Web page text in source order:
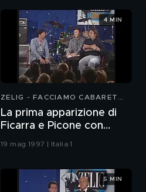
ZELIG - FACCIAMO CABARET
La prima apparizione di
Ficarra e Picone con
Salvatore Borrello a Zelig
19 mag 1997 | Italia 1
4 MIN
5 MIN